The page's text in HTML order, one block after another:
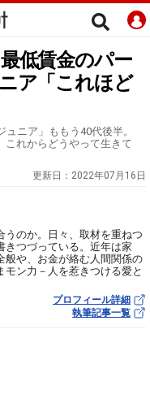
低賃金のパー
ア「これほど
ニア」ももう40代後半。
これからどうやって生きて
更新日： 2022年07月16日
うのか。日々、取材を重ねつ
きつづっている。近年は家
般や、お金が絡む人間関係の
モン力－人を惹きつける愛と
プロフィール詳細
執筆記事一覧